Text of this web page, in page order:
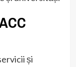
și